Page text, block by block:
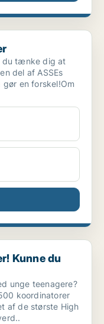
du tænke dig at
del af ASSEs
en forskel!Om
tænke dig at...
Kunne du
unge teenagere?
koordinatorer
af de største High